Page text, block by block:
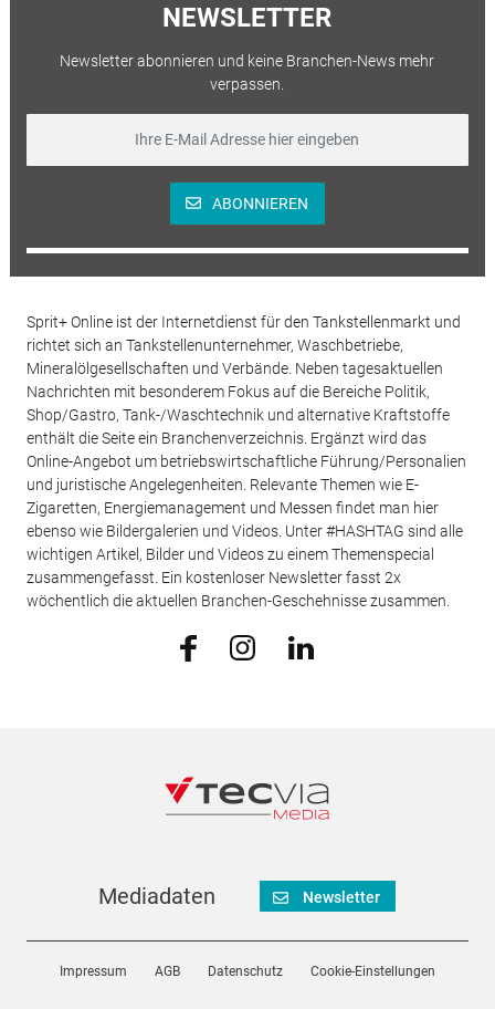
NEWSLETTER
Newsletter abonnieren und keine Branchen-News mehr
verpassen.
ABONNIEREN
Sprit+ Online ist der Internetdienst für den Tankstellenmarkt und
richtet sich an Tankstellenunternehmer, Waschbetriebe,
Mineralölgesellschaften und Verbände. Neben tagesaktuellen
Nachrichten mit besonderem Fokus auf die Bereiche Politik,
Shop/Gastro, Tank-/Waschtechnik und alternative Kraftstoffe
enthält die Seite ein Branchenverzeichnis. Ergänzt wird das
Online-Angebot um betriebswirtschaftliche Führung/Personalien
und juristische Angelegenheiten. Relevante Themen wie E-
Zigaretten, Energiemanagement und Messen findet man hier
ebenso wie Bildergalerien und Videos. Unter #HASHTAG sind alle
wichtigen Artikel, Bilder und Videos zu einem Themenspecial
zusammengefasst. Ein kostenloser Newsletter fasst 2x
wöchentlich die aktuellen Branchen-Geschehnisse zusammen.
Mediadaten Newsletter
Impressum AGB Datenschutz Cookie-Einstellungen